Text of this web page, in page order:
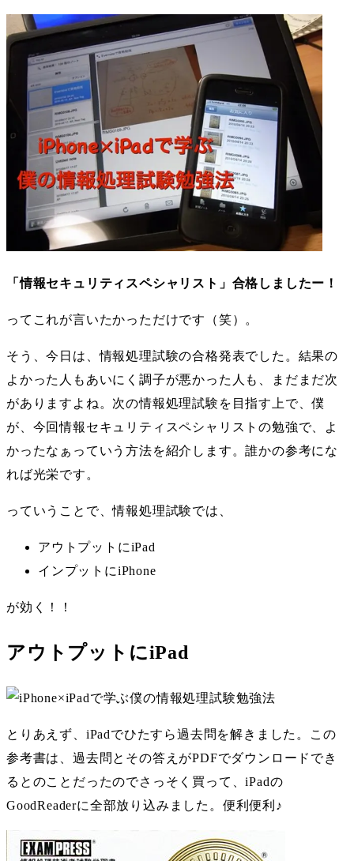
「情報セキュリティスペシャリスト」合格しましたー！
ってこれが言いたかっただけです（笑）。
そう、今日は、情報処理試験の合格発表でした。結果の
よかった人もあいにく調子が悪かった人も、まだまだ次
がありますよね。次の情報処理試験を目指す上で、僕
が、今回情報セキュリティスペシャリストの勉強で、よ
かったなぁっていう方法を紹介します。誰かの参考にな
れば光栄です。
っていうことで、情報処理試験では、
アウトプットにiPad
インプットにiPhone
が効く！！
アウトプットにiPad
とりあえず、iPadでひたすら過去問を解きました。この
参考書は、過去問とその答えがPDFでダウンロードでき
るとのことだったのでさっそく買って、iPadの
GoodReaderに全部放り込みました。便利便利♪